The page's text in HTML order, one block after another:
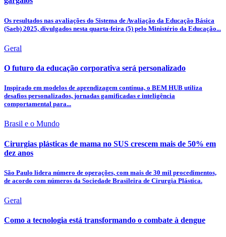
Os resultados nas avaliações do Sistema de Avaliação da Educação Básica
(Saeb) 2025, divulgados nesta quarta-feira (5) pelo Ministério da Educação...
Geral
O futuro da educação corporativa será personalizado
Inspirado em modelos de aprendizagem contínua, o BEM HUB utiliza
desafios personalizados, jornadas gamificadas e inteligência
comportamental para...
Brasil e o Mundo
Cirurgias plásticas de mama no SUS crescem mais de 50% em
dez anos
São Paulo lidera número de operações, com mais de 30 mil procedimentos,
de acordo com números da Sociedade Brasileira de Cirurgia Plástica.
Geral
Como a tecnologia está transformando o combate à dengue